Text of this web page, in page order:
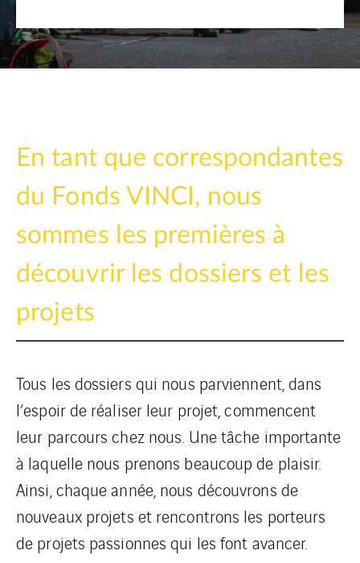
En tant que correspondantes
du Fonds VINCI, nous
sommes les premières à
découvrir les dossiers et les
projets
Tous les dossiers qui nous parviennent, dans
l’espoir de réaliser leur projet, commencent
leur parcours chez nous. Une tâche importante
à laquelle nous prenons beaucoup de plaisir.
Ainsi, chaque année, nous découvrons de
nouveaux projets et rencontrons les porteurs
de projets passionnes qui les font avancer.